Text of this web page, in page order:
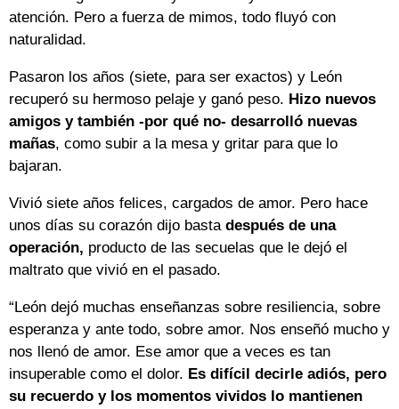
atención. Pero a fuerza de mimos, todo fluyó con
naturalidad.
Pasaron los años (siete, para ser exactos) y León
recuperó su hermoso pelaje y ganó peso. Hizo nuevos
amigos y también -por qué no- desarrolló nuevas
mañas, como subir a la mesa y gritar para que lo
bajaran.
Vivió siete años felices, cargados de amor. Pero hace
unos días su corazón dijo basta después de una
operación, producto de las secuelas que le dejó el
maltrato que vivió en el pasado.
“León dejó muchas enseñanzas sobre resiliencia, sobre
esperanza y ante todo, sobre amor. Nos enseñó mucho y
nos llenó de amor. Ese amor que a veces es tan
insuperable como el dolor. Es difícil decirle adiós, pero
su recuerdo y los momentos vividos lo mantienen